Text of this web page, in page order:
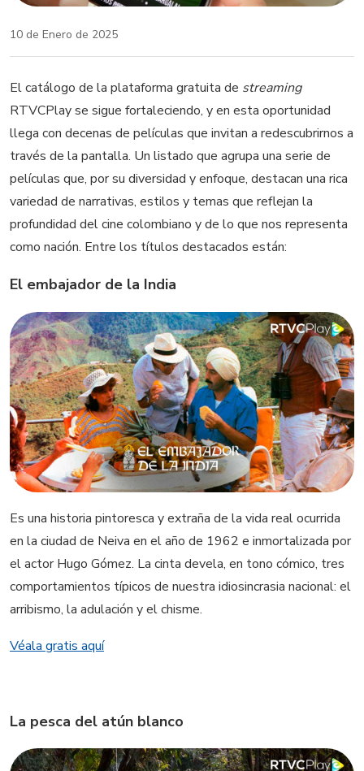
10 de Enero de 2025
El catálogo de la plataforma gratuita de streaming
RTVCPlay se sigue fortaleciendo, y en esta oportunidad
llega con decenas de películas que invitan a redescubrirnos a
través de la pantalla. Un listado que agrupa una serie de
películas que, por su diversidad y enfoque, destacan una rica
variedad de narrativas, estilos y temas que reflejan la
profundidad del cine colombiano y de lo que nos representa
como nación. Entre los títulos destacados están:
El embajador de la India
Es una historia pintoresca y extraña de la vida real ocurrida
en la ciudad de Neiva en el año de 1962 e inmortalizada por
el actor Hugo Gómez. La cinta devela, en tono cómico, tres
comportamientos típicos de nuestra idiosincrasia nacional: el
arribismo, la adulación y el chisme.
Véala gratis aquí
La pesca del atún blanco